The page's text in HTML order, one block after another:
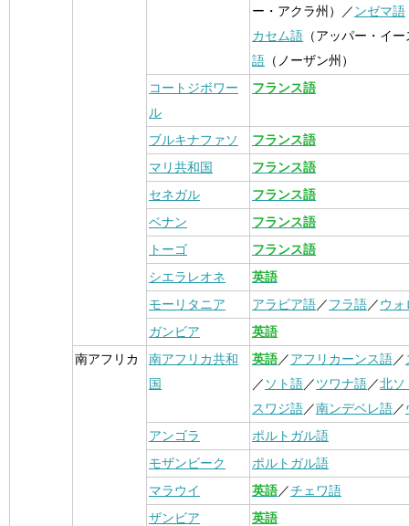
ー・アクラ州）／ ンゼマ語
カセム語 （アッパー・イ
語 （ノーザン州）
コートジボワー
ル
フランス語
ブルキナファソ
フランス語
マリ共和国
フランス語
セネガル
フランス語
ベナン
フランス語
トーゴ
フランス語
シエラレオネ
英語
モーリタニア
アラビア語／フラ語／ウォ
ガンビア
英語
南アフリカ
南アフリカ共和
国
英語／アフリカーンス語／
／ ソト語／ツワナ語／北ソ
スワジ語／南ンデベレ語／
アンゴラ
ポルトガル語
モザンビーク
ポルトガル語
マラウイ
英語／チェワ語
ザンビア
英語